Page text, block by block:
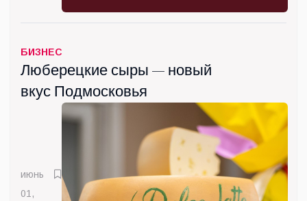
БИЗНЕС
Люберецкие сыры — новый
вкус Подмосковья
июнь
01,